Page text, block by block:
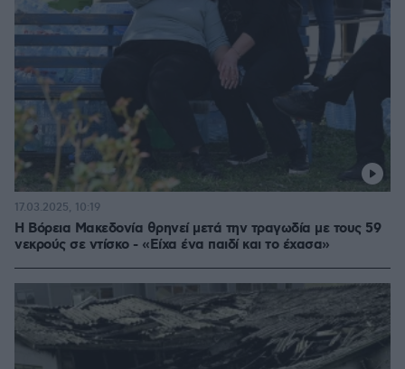
Η Βόρεια Μακεδονία θρηνεί μετά την τραγωδία με τους 59
νεκρούς σε ντίσκο - «Είχα ένα παιδί και το έχασα»
17.03.2025, 10:19